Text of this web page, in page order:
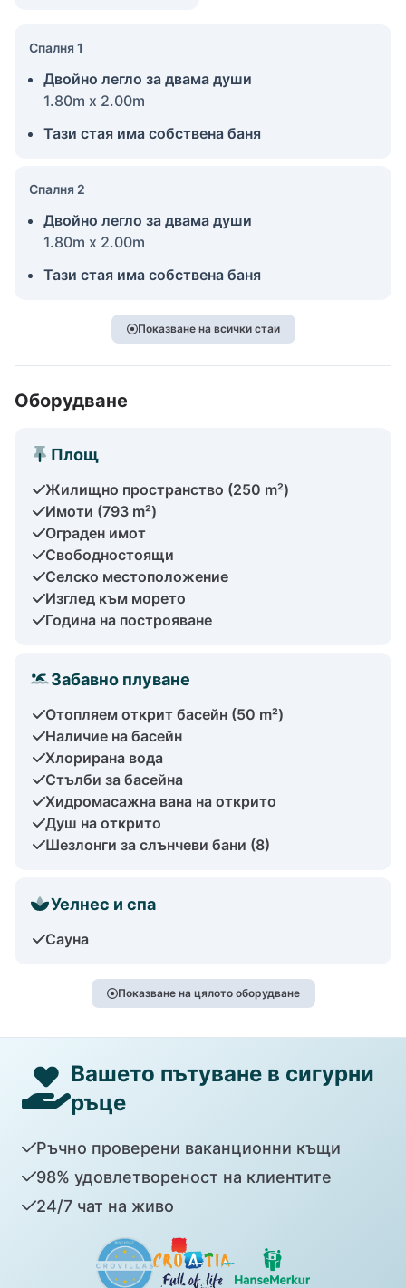
Спалня 1
Двойно легло за двама души
1.80m x 2.00m
Тази стая има собствена баня
Спалня 2
Двойно легло за двама души
1.80m x 2.00m
Тази стая има собствена баня
Показване на всички стаи
Оборудване
Площ
Жилищно пространство (250 m²)
Имоти (793 m²)
Ограден имот
Свободностоящи
Селско местоположение
Изглед към морето
Година на построяване
Забавно плуване
Отопляем открит басейн (50 m²)
Наличие на басейн
Хлорирана вода
Стълби за басейна
Хидромасажна вана на открито
Душ на открито
Шезлонги за слънчеви бани (8)
Уелнес и спа
Сауна
Показване на цялото оборудване
Вашето пътуване в сигурни
ръце
Ръчно проверени ваканционни къщи
98% удовлетвореност на клиентите
24/7 чат на живо